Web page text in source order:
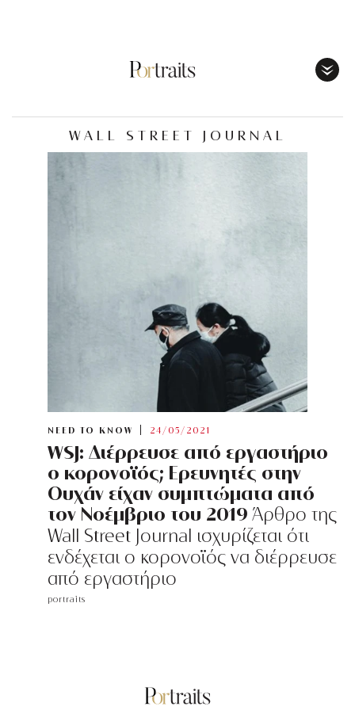
WALL STREET JOURNAL
NEED TO KNOW 24/05/2021
WSJ: Διέρρευσε από εργαστήριο
ο κορονοϊός; Ερευνητές στην
Ουχάν είχαν συμπτώματα από
τον Νοέμβριο του 2019 Άρθρο της
Wall Street Journal ισχυρίζεται ότι
ενδέχεται ο κορονοϊός να διέρρευσε
από εργαστήριο
portraits